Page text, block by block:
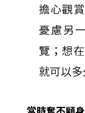
擔心觀
憂慮另
覽；想
就可以